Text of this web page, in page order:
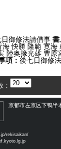
御修法請僧事 書
海 快勝 隆範 寛海
陸奥掾光雄 豊原
項：後七日御修法
：
京都市左京区下鴨半
rekisaikan/